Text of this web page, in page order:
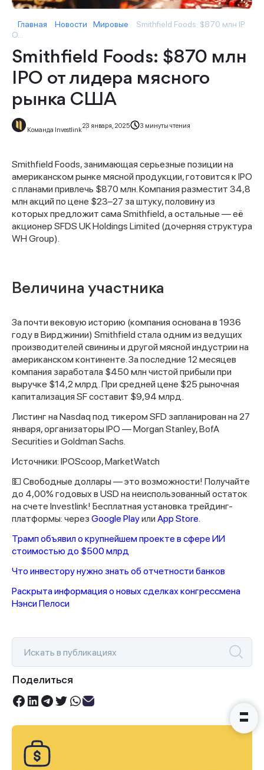
Главная Новости Мировые
Smithfield Foods: $870 млн IP
O...
Smithfield Foods: $870 млн
IPO от лидера мясного
рынка США
Команда Investlink
23 января, 2025 3 минуты чтения
Smithfield Foods, занимающая серьезные позиции на
американском рынке мясной продукции, готовится к IPO
с планами привлечь $870 млн. Компания разместит 34,8
млн акций по цене $23–27 за штуку, половину из
которых предложит сама Smithfield, а остальные — её
акционер SFDS UK Holdings Limited (дочерняя структура
WH Group).
Величина участника
За почти вековую историю (компания основана в 1936
году в Вирджинии) Smithfield стала одним из ведущих
производителей свинины и другой мясной индустрии на
американском континенте. За последние 12 месяцев
компания заработала $450 млн чистой прибыли при
выручке $14,2 млрд. При средней цене $25 рыночная
капитализация SF составит $9,94 млрд.
Листинг на Nasdaq под тикером SFD запланирован на 27
января, организаторы IPO — Morgan Stanley, BofA
Securities и Goldman Sachs.
Источники: IPOScoop, MarketWatch
💵 Свободные доллары — это возможности! Получайте
до 4,00% годовых в USD на неиспользованный остаток
на счете Investlink! Бесплатная установка трейдинг-
платформы: через Google Playили App Store.
Трамп объявил о крупнейшем проекте в сфере ИИ
стоимостью до $500 млрд
Что инвестору нужно знать об отчетности банков
Раскрыта информация о новых сделках конгрессмена
Нэнси Пелоси
Поделиться
Спасибо за заявку
Наши консультанты свяжутся с
вами в ближайшее время